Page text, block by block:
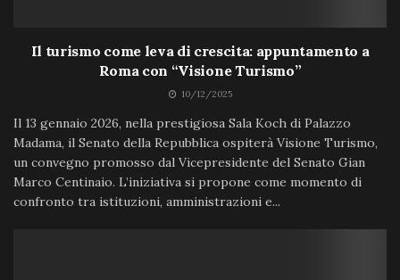
Il turismo come leva di crescita: appuntamento a
Roma con “Visione Turismo”
10/12/2025
Il 13 gennaio 2026, nella prestigiosa Sala Koch di Palazzo
Madama, il Senato della Repubblica ospiterà Visione Turismo,
un convegno promosso dal Vicepresidente del Senato Gian
Marco Centinaio. L’iniziativa si propone come momento di
confronto tra istituzioni, amministrazioni e...